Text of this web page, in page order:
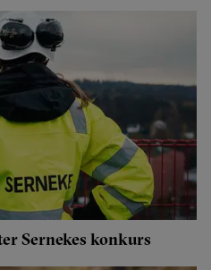
Sernekes konkurs